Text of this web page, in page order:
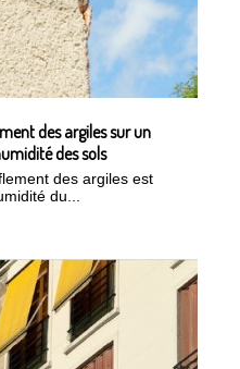
des argiles sur un
des sols
des argiles est
du...